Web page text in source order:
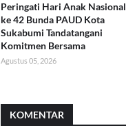
Peringati Hari Anak Nasional
ke 42 Bunda PAUD Kota
Sukabumi Tandatangani
Komitmen Bersama
Agustus 05, 2026
KOMENTAR